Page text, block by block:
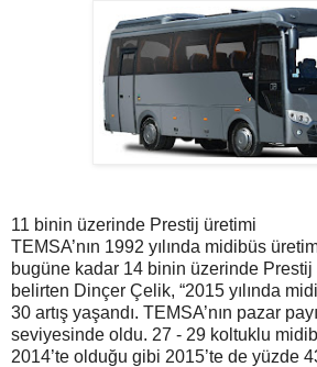
11 binin üzerinde Prestij üretimi
TEMSA’nın 1992 yılında midibüs
bugüne kadar 14 binin üzerinde Prestij
belirten Dinçer Çelik, “2015 yılında
30 artış yaşandı. TEMSA’nın pazar
seviyesinde oldu. 27 - 29 koltuklu
2014’te olduğu gibi 2015’te de yüzde